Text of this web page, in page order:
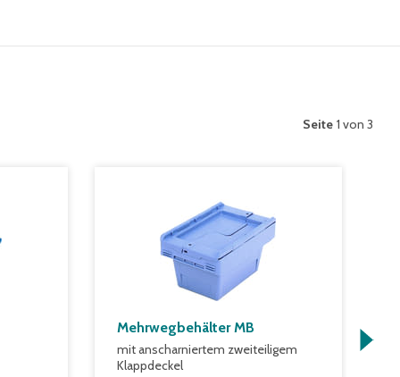
Seite 1 von 3
Mehrwegbehälter MB
mit anscharniertem zweiteiligem
Klappdeckel